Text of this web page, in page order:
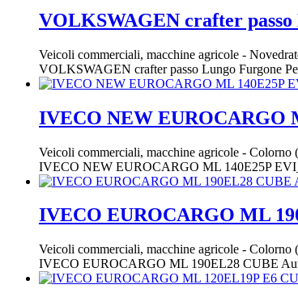
VOLKSWAGEN crafter passo
Veicoli commerciali, macchine agricole -
VOLKSWAGEN crafter passo Lungo Furgone
IVECO NEW EUROCARGO
Veicoli commerciali, macchine agricole - Colorno
IVECO NEW EUROCARGO ML 140E25P
IVECO EUROCARGO ML
Veicoli commerciali, macchine agricole - Colorno
IVECO EUROCARGO ML 190EL28 CUBE